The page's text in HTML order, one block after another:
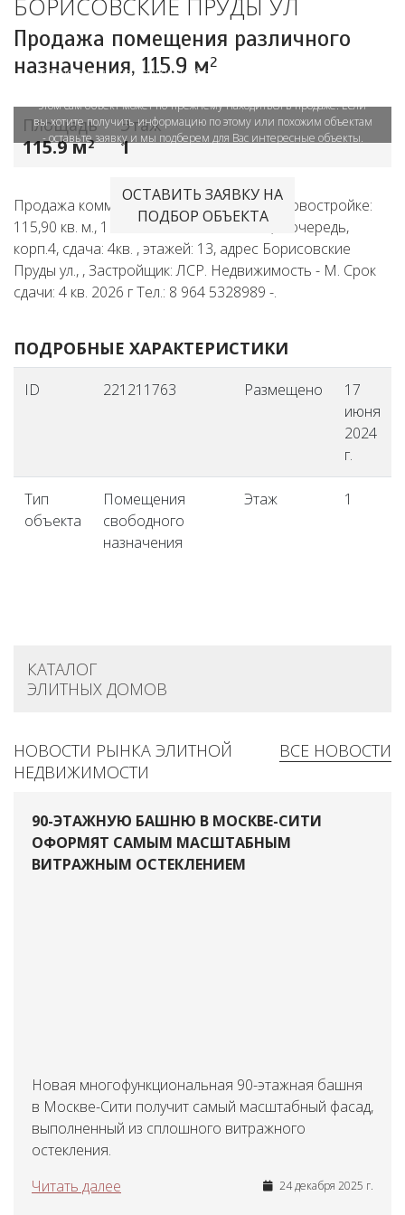
БОРИСОВСКИЕ ПРУДЫ УЛ
Продажа помещения различного
назначения, 115.9 м2
Объект в архиве или продан
Отсутствие данного объекта в базе сайта LifeDeluxe.ru означает,
этом сам объект может по-прежнему находиться в продаже. Если
вы хотите получить информацию по этому или похожим объектам
- оставьте заявку и мы подберем для Вас интересные объекты.
ОСТАВИТЬ ЗАЯВКУ НА
ПОДБОР ОБЪЕКТА
Площадь
115.9 м2
Этаж
1
Продажа коммерческого помещения в новостройке:
115,90 кв. м., 1 этаж в комплексе WAVE, 2 очередь,
корп.4, сдача: 4кв. , этажей: 13, адрес Борисовские
Пруды ул., , Застройщик: ЛСР. Недвижимость - М. Срок
сдачи: 4 кв. 2026 г Тел.: 8 964 5328989 -.
ПОДРОБНЫЕ ХАРАКТЕРИСТИКИ
ID 221211763 Размещено
17
июня
2024
г.
Тип
объекта
Помещения
свободного
назначения
Этаж 1
КАТАЛОГ
ЭЛИТНЫХ ДОМОВ
ВСЕ НОВОСТИ
НОВОСТИ РЫНКА ЭЛИТНОЙ
НЕДВИЖИМОСТИ
90-ЭТАЖНУЮ БАШНЮ В МОСКВЕ-СИТИ
ОФОРМЯТ САМЫМ МАСШТАБНЫМ
ВИТРАЖНЫМ ОСТЕКЛЕНИЕМ
Новая многофункциональная 90-этажная башня
в Москве-Сити получит самый масштабный фасад,
выполненный из сплошного витражного
остекления.
Читать далее
24 декабря 2025 г.